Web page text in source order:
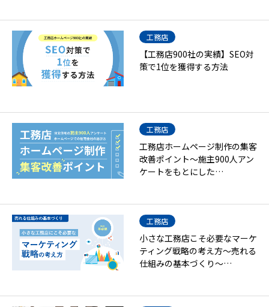
工務店
【工務店900社の実績】SEO対
策で1位を獲得する方法
工務店
工務店ホームページ制作の集客
改善ポイント～施主900人アン
ケートをもとにした…
工務店
小さな工務店こそ必要なマーケ
ティング戦略の考え方～売れる
仕組みの基本づくり～…